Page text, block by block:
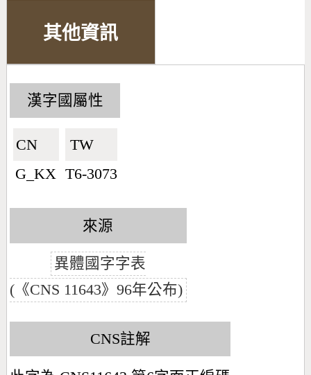
其他資訊
漢字國屬性
CN🇨🇳
G_KX
TW🇹🇼
T6-3073
來源
異體國字字表
(《CNS 11643》96年公布)
CNS註解